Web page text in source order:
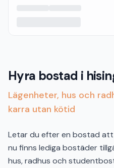
Hyra bostad i
Lägenheter, hus och
karra utan kötid
Letar du efter en bostad
nu finns lediga bostäder
hus, radhus och